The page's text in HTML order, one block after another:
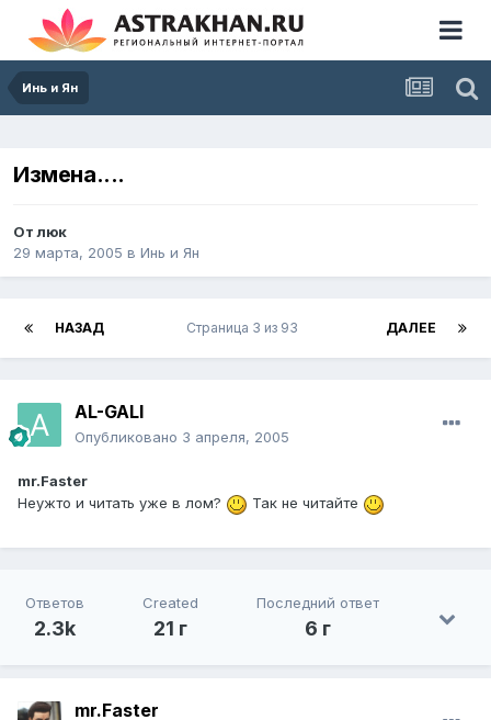
Инь и Ян
Измена....
Отлюк
29 марта, 2005 в Инь и Ян
НАЗАД ДАЛЕЕ
Страница 3 из 93
AL-GALI
Опубликовано 3 апреля, 2005
mr.Faster
Неужто и читать уже в лом?
Так не читайте
Ответов
2.3k
Created
21 г
Последний ответ
6 г
mr.Faster